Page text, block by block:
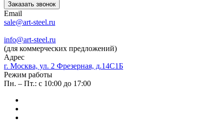
Заказать звонок
Email
sale@art-steel.ru
info@art-steel.ru
(для коммерческих предложений)
Адрес
г. Москва, ул. 2 Фрезерная, д.14С1Б
Режим работы
Пн. – Пт.: с 10:00 до 17:00